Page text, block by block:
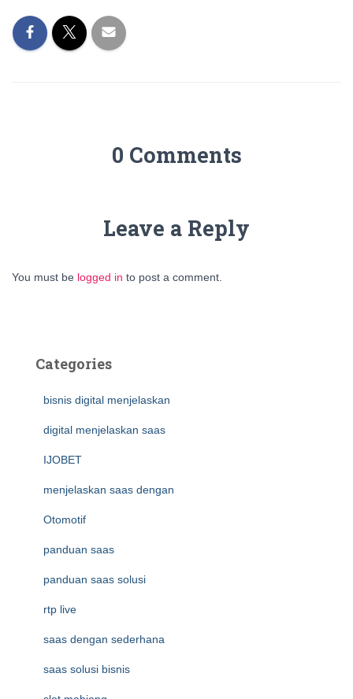
0 Comments
Leave a Reply
You must be logged in to post a comment.
Categories
bisnis digital menjelaskan
digital menjelaskan saas
IJOBET
menjelaskan saas dengan
Otomotif
panduan saas
panduan saas solusi
rtp live
saas dengan sederhana
saas solusi bisnis